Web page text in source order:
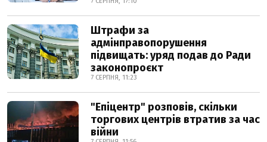
Штрафи за
адмінправопорушення
підвищать: уряд подав до Ради
законопроєкт
7 СЕРПНЯ, 11:23
"Епіцентр" розповів, скільки
торгових центрів втратив за час
війни